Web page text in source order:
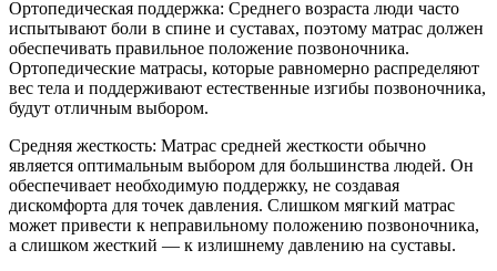
Ортопедическая поддержка: Среднего возраста люди часто
испытывают боли в спине и суставах, поэтому матрас должен
обеспечивать правильное положение позвоночника.
Ортопедические матрасы, которые равномерно распределяют
вес тела и поддерживают естественные изгибы позвоночника,
будут отличным выбором.
Средняя жесткость: Матрас средней жесткости обычно
является оптимальным выбором для большинства людей. Он
обеспечивает необходимую поддержку, не создавая
дискомфорта для точек давления. Слишком мягкий матрас
может привести к неправильному положению позвоночника,
а слишком жесткий — к излишнему давлению на суставы.